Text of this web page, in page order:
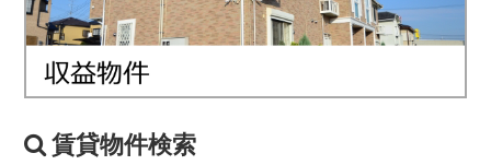
賃貸物件検索